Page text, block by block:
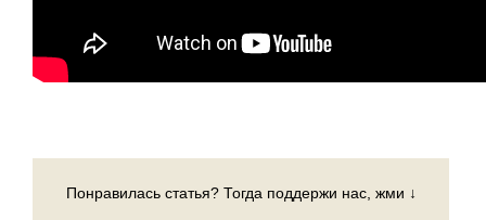
Понравилась статья? Тогда поддержи нас, жми ↓